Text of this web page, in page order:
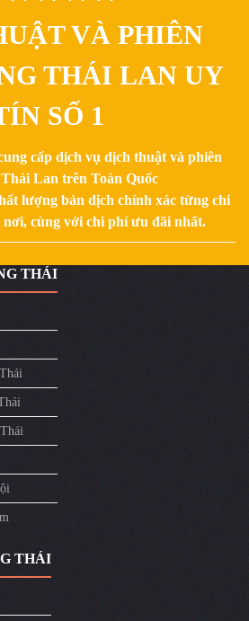
VÀ PHIÊN
THÁI LAN UY
SỐ 1
cấp dịch vụ dịch thuật và phiên
Lan trên Toàn Quốc
lượng bản dịch chính xác từng chi
nơi, cùng với chi phí ưu đãi nhất.
THÁI
THÁI